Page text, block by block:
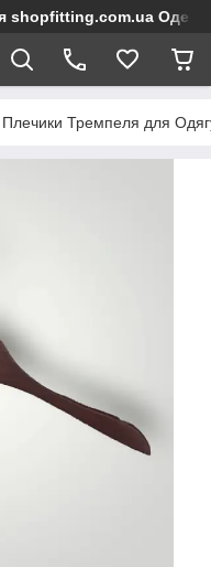
shopfitting.com.ua Одеса
Плечики Тремпеля для